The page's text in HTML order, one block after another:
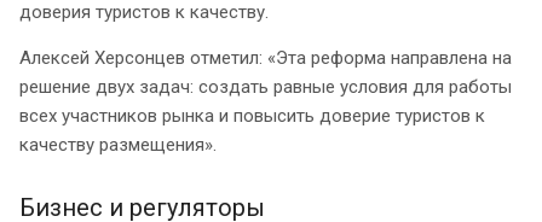
доверия туристов к качеству.
Алексей Херсонцев отметил: «Эта реформа направлена на
решение двух задач: создать равные условия для работы
всех участников рынка и повысить доверие туристов к
качеству размещения».
Бизнес и регуляторы